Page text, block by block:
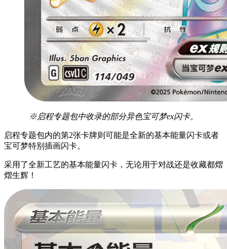
※启程专题包中收录的部分异色宝可梦ex闪卡。
启程专题包内的第2张卡牌则可能是全新的基本能量闪卡或者
宝可梦特别插画闪卡。
采用了全新工艺的基本能量闪卡，无论用于对战还是收藏都熠
熠生辉！